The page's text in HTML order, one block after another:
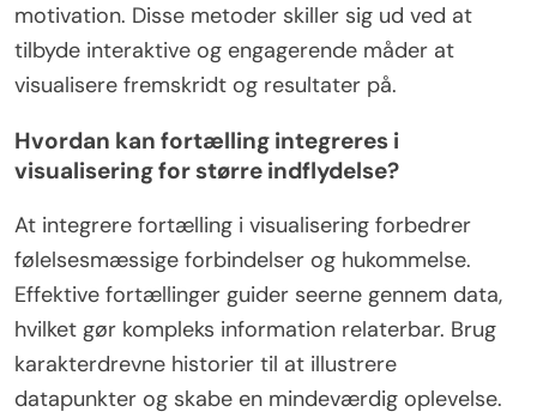
motivation. Disse metoder skiller sig ud ved at
tilbyde interaktive og engagerende måder at
visualisere fremskridt og resultater på.
Hvordan kan fortælling integreres i
visualisering for større indflydelse?
At integrere fortælling i visualisering forbedrer
følelsesmæssige forbindelser og hukommelse.
Effektive fortællinger guider seerne gennem data,
hvilket gør kompleks information relaterbar. Brug
karakterdrevne historier til at illustrere
datapunkter og skabe en mindeværdig oplevelse.